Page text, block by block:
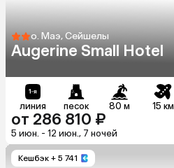
о. Маэ, Сейшелы
Augerine Small Hotel
линия песок 80 м 15 км
от 286 810 ₽
5 июн. - 12 июн., 7 ночей
Кешбэк + 5 741